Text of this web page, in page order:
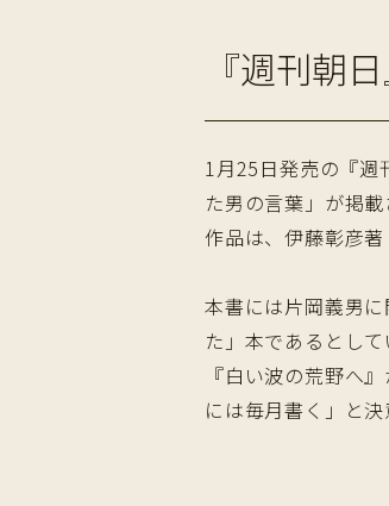
『週刊朝
1月25日発売の『週
た男の言葉」が掲載
作品は、伊藤彰彦著
本書には片岡義男
た」本であるとし
『白い波の荒野へ
には毎月書く」と決